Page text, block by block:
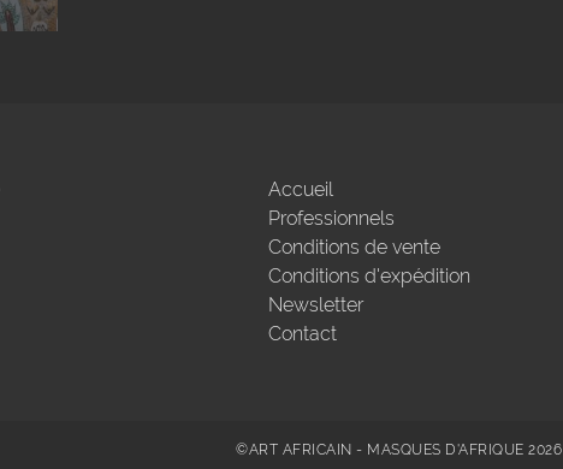
Accueil
Professionnels
Conditions de vente
Conditions d'expédition
Newsletter
Contact
©ART AFRICAIN - MASQUES D'AFRIQUE 2026